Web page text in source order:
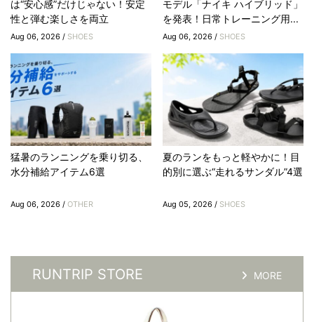
は“安心感”だけじゃない！安定
性と弾む楽しさを両立
Aug 06, 2026 / SHOES
モデル「ナイキ ハイブリッド」
を発表！日常トレーニング用...
Aug 06, 2026 / SHOES
猛暑のランニングを乗り切る、
水分補給アイテム6選
Aug 06, 2026 / OTHER
夏のランをもっと軽やかに！目
的別に選ぶ“走れるサンダル”4選
Aug 05, 2026 / SHOES
RUNTRIP STORE MORE